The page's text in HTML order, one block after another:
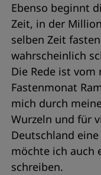
Ebenso beginnt
Zeit, in der
selben Zeit
wahrscheinlich
Die Rede ist
Fastenmonat
mich durch
Wurzeln und für
Deutschland
möchte ich auch
schreiben.